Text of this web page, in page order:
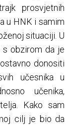
prosvjetnih
u HNK i samim
situaciji. U
s obzirom da je
donositi
učesnika u
učenika,
Kako sam
cilj je bio da